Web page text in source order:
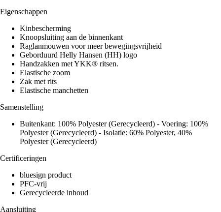
Eigenschappen
Kinbescherming
Knoopsluiting aan de binnenkant
Raglanmouwen voor meer bewegingsvrijheid
Geborduurd Helly Hansen (HH) logo
Handzakken met YKK® ritsen.
Elastische zoom
Zak met rits
Elastische manchetten
Samenstelling
Buitenkant: 100% Polyester (Gerecycleerd) - Voering: 100%
Polyester (Gerecycleerd) - Isolatie: 60% Polyester, 40%
Polyester (Gerecycleerd)
Certificeringen
bluesign product
PFC-vrij
Gerecycleerde inhoud
Aansluiting